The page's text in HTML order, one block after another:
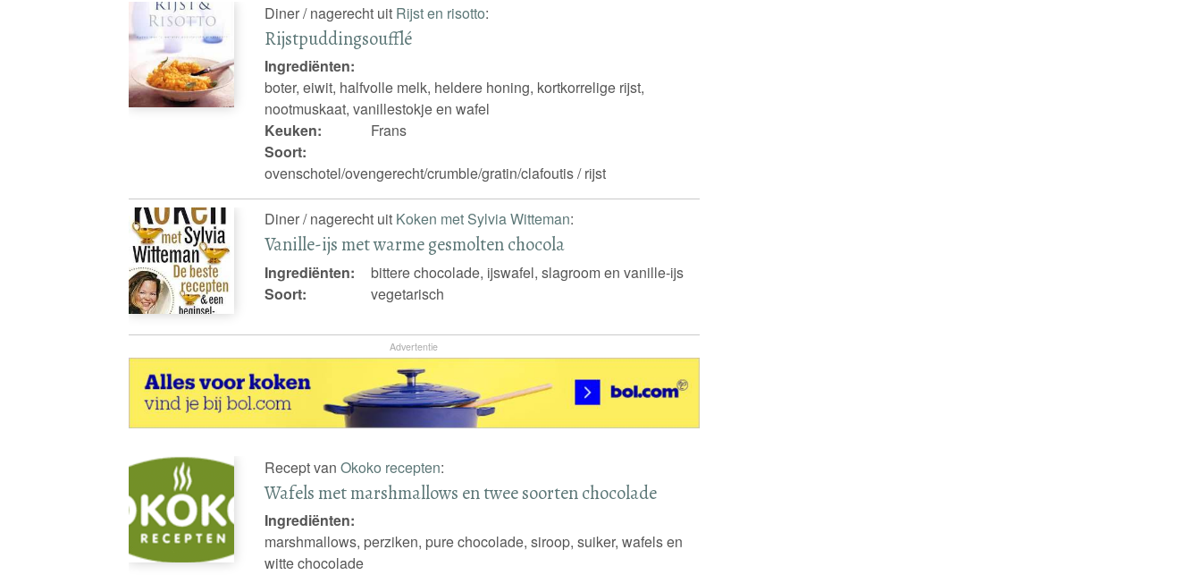
Diner / nagerecht uit Rijst en risotto:
Rijstpuddingsoufflé
Ingrediënten:
boter, eiwit, halfvolle melk, heldere honing, kortkorrelige rijst,
nootmuskaat, vanillestokje en wafel
Keuken:
Frans
Soort:
ovenschotel/ovengerecht/crumble/gratin/clafoutis / rijst
Diner / nagerecht uit Koken met Sylvia Witteman:
Vanille-ijs met warme gesmolten chocola
Ingrediënten:
bittere chocolade, ijswafel, slagroom en vanille-ijs
Soort:
vegetarisch
Advertentie
Recept vanOkoko recepten:
Wafels met marshmallows en twee soorten chocolade
Ingrediënten:
marshmallows, perziken, pure chocolade, siroop, suiker, wafels en
witte chocolade